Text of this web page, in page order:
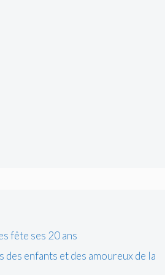
fête ses 20 ans
des enfants et des amoureux de la